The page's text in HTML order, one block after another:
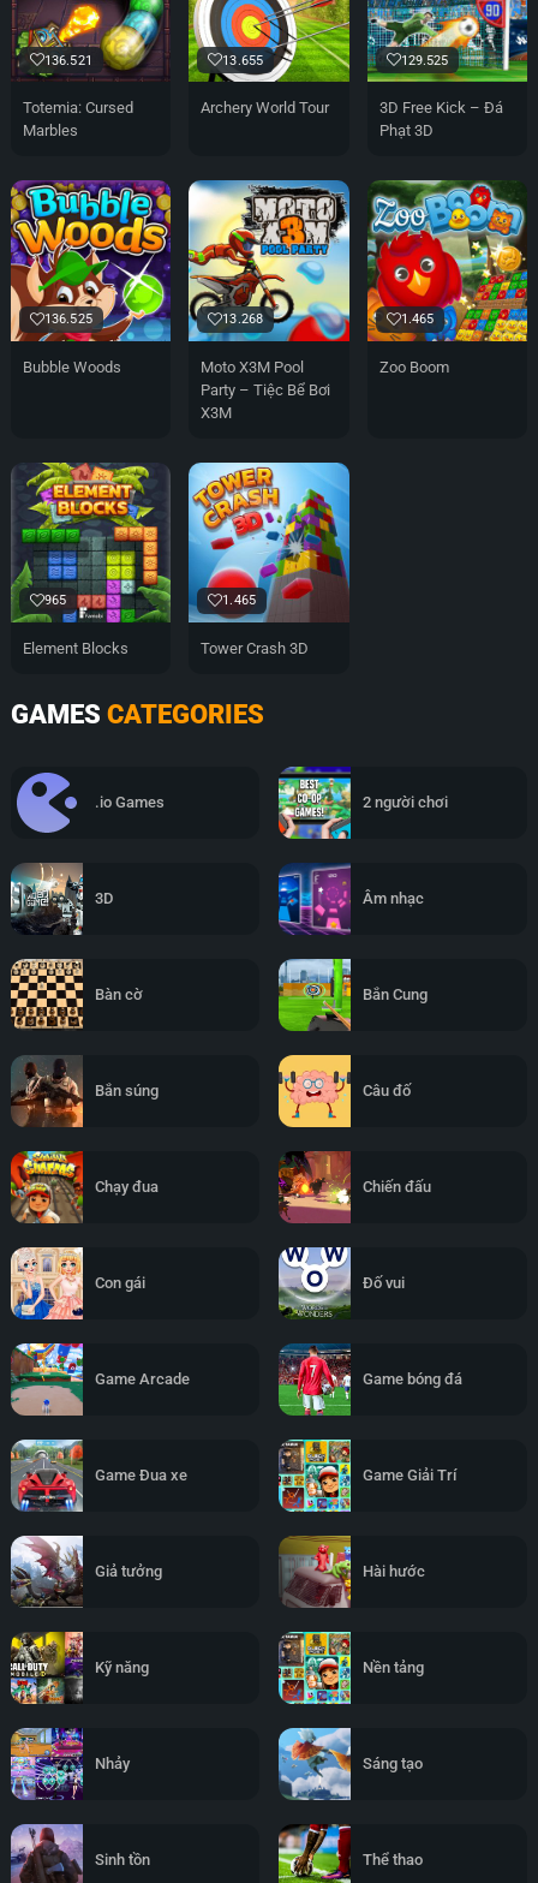
136.521
Totemia: Cursed
Marbles
13.655
Archery World Tour
129.525
3D Free Kick – Đá
Phạt 3D
136.525
Bubble Woods
13.268
Moto X3M Pool
Party – Tiệc Bể Bơi
X3M
1.465
Zoo Boom
965
Element Blocks
1.465
Tower Crash 3D
GAMES CATEGORIES
.io Games 2 người chơi
3D Âm nhạc
Bàn cờ Bắn Cung
Bắn súng Câu đố
Chạy đua Chiến đấu
Con gái Đố vui
Game Arcade Game bóng đá
Game Đua xe Game Giải Trí
Giả tưởng Hài hước
Kỹ năng Nền tảng
Nhảy Sáng tạo
Sinh tồn Thể thao